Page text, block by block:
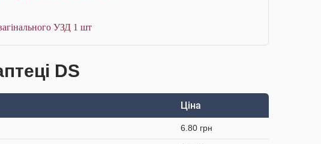
УЗД 1 шт
DS
Ціна
6.80 грн